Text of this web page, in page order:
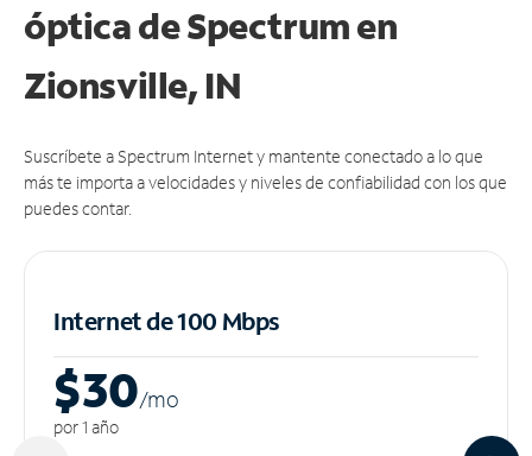
óptica de Spectrum en
Zionsville, IN
Suscríbete a Spectrum Internet y mantente conectado a lo que
más te importa a velocidades y niveles de confiabilidad con los que
puedes contar.
Internet de 100 Mbps
$30/mo
por 1 año